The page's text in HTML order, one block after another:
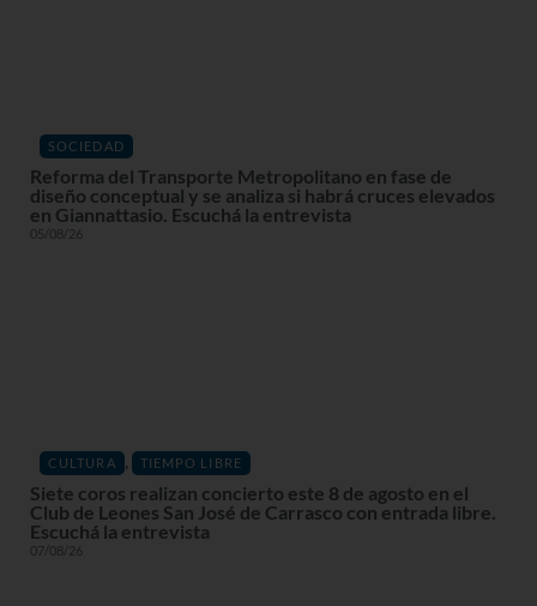
SOCIEDAD
Reforma del Transporte Metropolitano en fase de
diseño conceptual y se analiza si habrá cruces elevados
en Giannattasio. Escuchá la entrevista
05/08/26
CULTURA , TIEMPO LIBRE
Siete coros realizan concierto este 8 de agosto en el
Club de Leones San José de Carrasco con entrada libre.
Escuchá la entrevista
07/08/26